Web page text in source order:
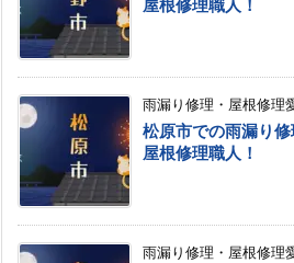
屋根修理職人！
雨漏り修理・屋根修理
松原市での雨漏り
屋根修理職人！
雨漏り修理・屋根修理